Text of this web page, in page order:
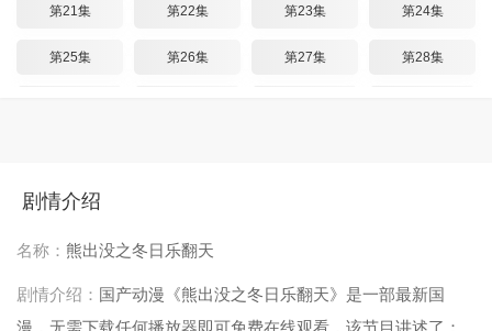
第21集 第22集 第23集 第24集
第25集 第26集 第27集 第28集
第37集
第41集 第42集
第45集 第46集 第47集 第48集
剧情介绍
名称： 熊出没之冬日乐翻天
剧情介绍： 国产动漫《熊出没之冬日乐翻天》是一部最新国
漫，无需下载任何播放器即可免费在线观看，该节目讲述了：